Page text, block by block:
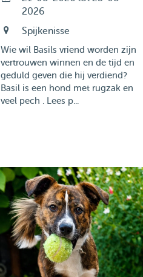
2026
Spijkenisse
Wie wil Basils vriend worden zijn
vertrouwen winnen en de tijd en
geduld geven die hij verdiend?
Basil is een hond met rugzak en
veel pech . Lees p...